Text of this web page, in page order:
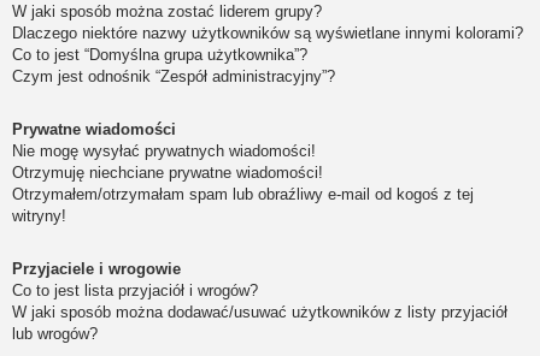
W jaki sposób można zostać liderem grupy?
Dlaczego niektóre nazwy użytkowników są wyświetlane innymi kolorami?
Co to jest “Domyślna grupa użytkownika”?
Czym jest odnośnik “Zespół administracyjny”?
Prywatne wiadomości
Nie mogę wysyłać prywatnych wiadomości!
Otrzymuję niechciane prywatne wiadomości!
Otrzymałem/otrzymałam spam lub obraźliwy e-mail od kogoś z tej
witryny!
Przyjaciele i wrogowie
Co to jest lista przyjaciół i wrogów?
W jaki sposób można dodawać/usuwać użytkowników z listy przyjaciół
lub wrogów?